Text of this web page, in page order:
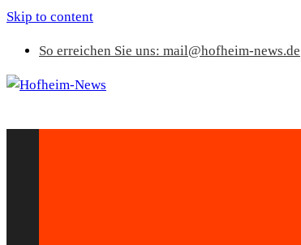
Skip to content
So erreichen Sie uns: mail@hofheim-news.de